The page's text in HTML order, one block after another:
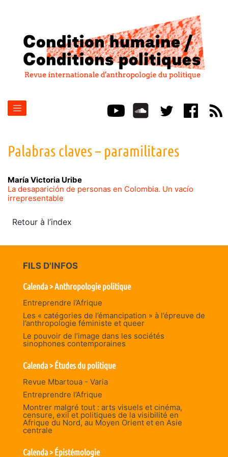
Palabras claves – paramilitares
María Victoria Uribe
La desaparición de personas en Colombia. Un vacío
irrepresentable
Retour à l’index
FILS D'INFOS
Calenda > Anthropologie politique
Entreprendre l’Afrique
Les « catégories de l’émancipation » à l’épreuve de
l’anthropologie féministe et queer
Le pouvoir de l’image dans les sociétés
sinophones contemporaines
Calenda > Études du politique
Revue Mbartoua - Varia
Entreprendre l’Afrique
Montrer malgré tout : arts visuels et cinéma,
censure, exil et politiques de la visibilité en
Afrique du Nord, au Moyen Orient et en Asie
centrale
Calenda > Épistémologie